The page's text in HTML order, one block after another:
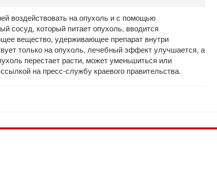
воздействовать на опухоль и с помощью
сосуд, который питает опухоль, вводится
вещество, удерживающее препарат внутри
только на опухоль, лечебный эффект улучшается, а
перестает расти, может уменьшиться или
на пресс-службу краевого правительства.